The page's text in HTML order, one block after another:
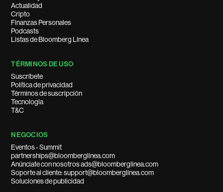
Actualidad
Cripto
Finanzas Personales
Podcasts
Listas de Bloomberg Línea
TÉRMINOS DE USO
Suscríbete
Política de privacidad
Términos de suscripción
Tecnología
T&C
NEGOCIOS
Eventos - Summit
partnerships@bloomberglinea.com
Anúnciate con nosotros ads@bloomberglinea.com
Soporte al cliente: support@bloomberglinea.com
Soluciones de publicidad